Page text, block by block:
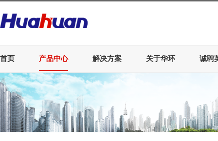
首页 产品中心 解决方案 关于华环 诚聘